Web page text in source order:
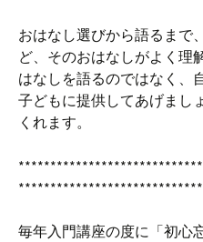
おはなし選びから語るまで
ど、そのおはなしがよく理
はなしを語るのではなく、
子どもに提供してあげまし
くれます。
毎年入門講座の度に「初心